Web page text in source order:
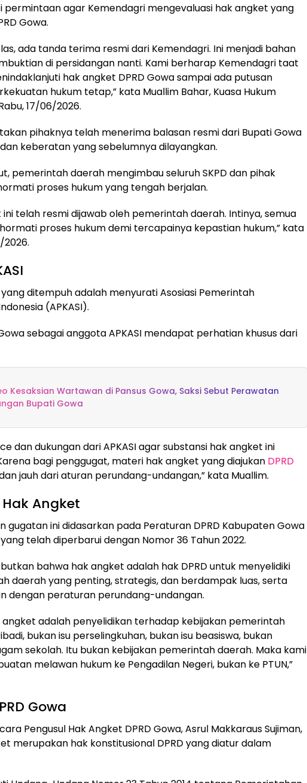
permintaan agar Kemendagri mengevaluasi hak angket yang
Gowa.
ada tanda terima resmi dari Kemendagri. Ini menjadi bahan
di persidangan nanti. Kami berharap Kemendagri taat
hak angket DPRD Gowa sampai ada putusan
hukum tetap,” kata Muallim Bahar, Kuasa Hukum
17/06/2026.
pihaknya telah menerima balasan resmi dari Bupati Gowa
keberatan yang sebelumnya dilayangkan.
pemerintah daerah mengimbau seluruh SKPD dan pihak
proses hukum yang tengah berjalan.
ini telah resmi dijawab oleh pemerintah daerah. Intinya, semua
proses hukum demi tercapainya kepastian hukum,” kata
2026.
ditempuh adalah menyurati Asosiasi Pemerintah
(APKASI).
sebagai anggota APKASI mendapat perhatian khusus dari
Kesaksian Wartawan di Pansus Gowa, Saksi Sebut Perawatan
Bupati Gowa
dan dukungan dari APKASI agar substansi hak angket ini
bagi penggugat, materi hak angket yang diajukan DPRD
jauh dari aturan perundang-undangan,” kata Muallim.
Angket
gugatan ini didasarkan pada Peraturan DPRD Kabupaten Gowa
yang telah diperbarui dengan Nomor 36 Tahun 2022.
bahwa hak angket adalah hak DPRD untuk menyelidiki
daerah yang penting, strategis, dan berdampak luas, serta
dengan peraturan perundang-undangan.
angket adalah penyelidikan terhadap kebijakan pemerintah
bukan isu perselingkuhan, bukan isu beasiswa, bukan
sekolah. Itu bukan kebijakan pemerintah daerah. Maka kami
melawan hukum ke Pengadilan Negeri, bukan ke PTUN,”
Gowa
Pengusul Hak Angket DPRD Gowa, Asrul Makkaraus Sujiman,
merupakan hak konstitusional DPRD yang diatur dalam